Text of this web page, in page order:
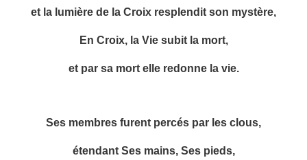
et la lumière de la Croix resplendit son mystère,
En Croix, la Vie subit la mort,
et par sa mort elle redonne la vie.
Ses membres furent percés par les clous,
étendant Ses mains, Ses pieds,